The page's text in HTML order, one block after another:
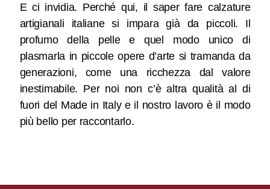
E ci invidia. Perché qui, il saper fare calzature
artigianali italiane si impara già da piccoli. Il
profumo della pelle e quel modo unico di
plasmarla in piccole opere d’arte si tramanda da
generazioni, come una ricchezza dal valore
inestimabile. Per noi non c’è altra qualità al di
fuori del Made in Italy e il nostro lavoro è il modo
più bello per raccontarlo.